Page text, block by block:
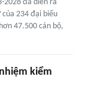
2028 đã diễn ra
234 đại biểu
47.500 cán bộ,
kiểm